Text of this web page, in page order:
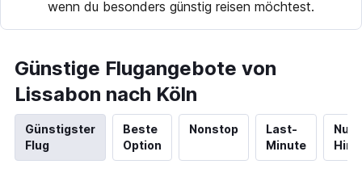
wenn du besonders günstig reisen möchtest.
Günstige Flugangebote von
Lissabon nach Köln
Günstigster
Flug
Beste
Option
Nonstop
Last-
Minute
Nur